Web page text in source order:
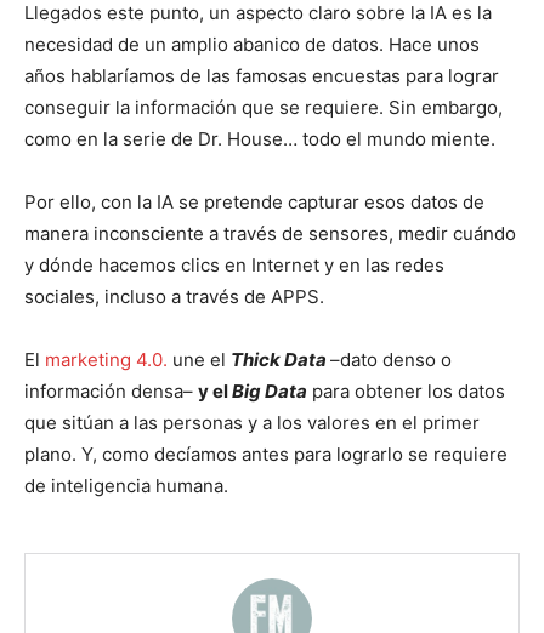
Llegados este punto, un aspecto claro sobre la IA es la
necesidad de un amplio abanico de datos. Hace unos
años hablaríamos de las famosas encuestas para lograr
conseguir la información que se requiere. Sin embargo,
como en la serie de Dr. House… todo el mundo miente.
Por ello, con la IA se pretende capturar esos datos de
manera inconsciente a través de sensores, medir cuándo
y dónde hacemos clics en Internet y en las redes
sociales, incluso a través de APPS.
El marketing 4.0. une el Thick Data –dato denso o
información densa– y elBig Data para obtener los datos
que sitúan a las personas y a los valores en el primer
plano. Y, como decíamos antes para lograrlo se requiere
de inteligencia humana.